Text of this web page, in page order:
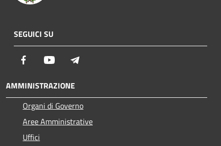
SEGUICI SU
Facebook Youtube
AMMINISTRAZIONE
Organi di Governo
Aree Amministrative
Uffici